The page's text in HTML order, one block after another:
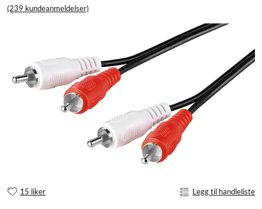
(239 kundeanmeldelser)
15 liker Legg til handleliste